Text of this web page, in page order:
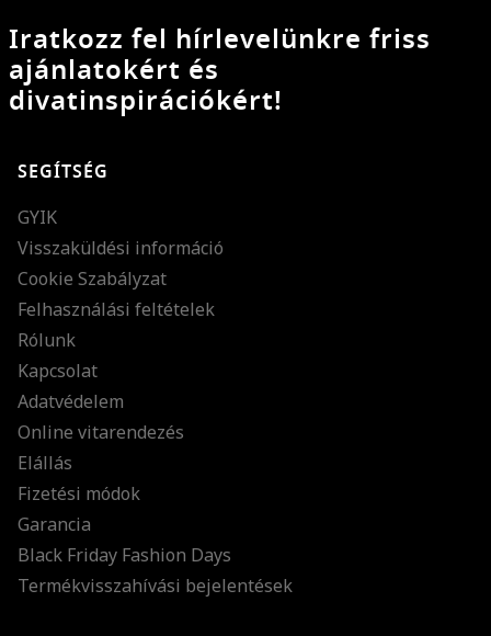
Iratkozz fel hírlevelünkre friss
ajánlatokért és
divatinspirációkért!
SEGÍTSÉG
GYIK
Visszaküldési információ
Cookie Szabályzat
Felhasználási feltételek
Rólunk
Kapcsolat
Adatvédelem
Online vitarendezés
Elállás
Fizetési módok
Garancia
Black Friday Fashion Days
Termékvisszahívási bejelentések